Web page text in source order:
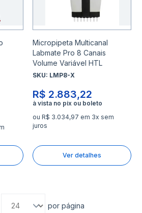
Micropipeta Multicanal
Labmate Pro 8 Canais
Volume Variável HTL
SKU: LMP8-X
R$ 2.883,22
ou R$ 3.034,97 em 3x sem
juros
Ver detalhes
por página